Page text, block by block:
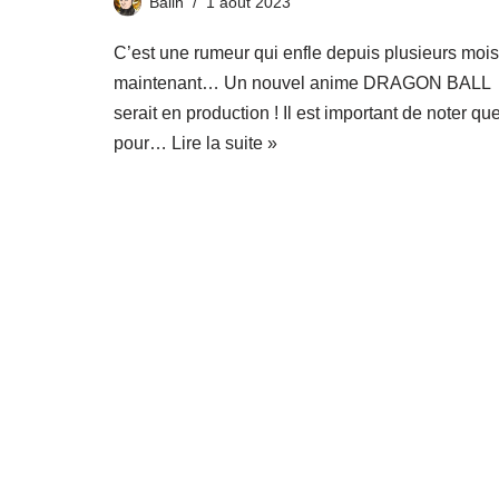
C’est une rumeur qui enfle depuis plusieurs mois
maintenant… Un nouvel anime DRAGON BALL
serait en production ! Il est important de noter
pour… Lire la suite »